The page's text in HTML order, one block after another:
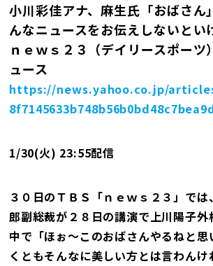
小川彩佳アナ、麻生氏「おばさん
んなニュースをお伝えしないと
ｎｅｗｓ２３（デイリースポー
ュース
https://news.yahoo.co.jp/
1/30(火) 23:55配信
３０日のＴＢＳ「ｎｅｗｓ２３」で
郎副総裁が２８日の講演で上川陽子外
中で「ほぉ～このおばさんやるねと
くともそんなに美しい方とは言わん